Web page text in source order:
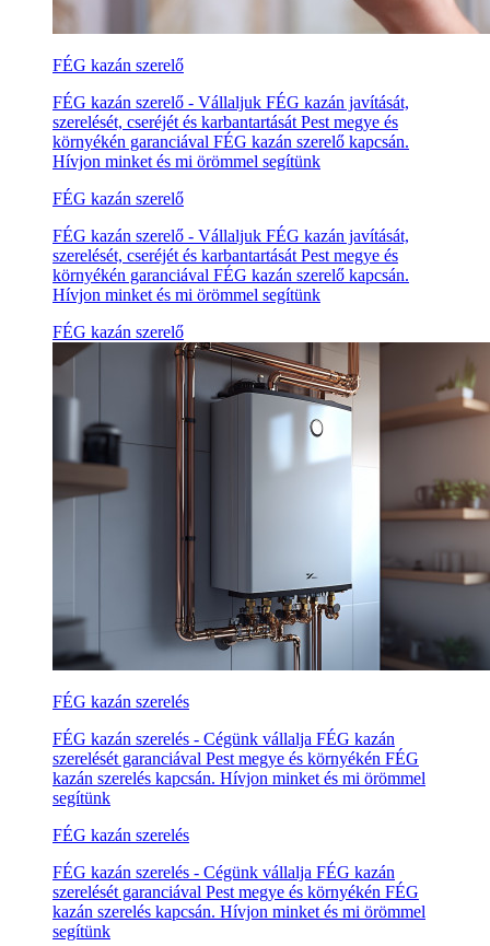
FÉG kazán szerelő
FÉG kazán szerelő - Vállaljuk FÉG kazán javítását,
szerelését, cseréjét és karbantartását Pest megye és
környékén garanciával FÉG kazán szerelő kapcsán.
Hívjon minket és mi örömmel segítünk
FÉG kazán szerelő
FÉG kazán szerelő - Vállaljuk FÉG kazán javítását,
szerelését, cseréjét és karbantartását Pest megye és
környékén garanciával FÉG kazán szerelő kapcsán.
Hívjon minket és mi örömmel segítünk
FÉG kazán szerelő
FÉG kazán szerelés
FÉG kazán szerelés - Cégünk vállalja FÉG kazán
szerelését garanciával Pest megye és környékén FÉG
kazán szerelés kapcsán. Hívjon minket és mi örömmel
segítünk
FÉG kazán szerelés
FÉG kazán szerelés - Cégünk vállalja FÉG kazán
szerelését garanciával Pest megye és környékén FÉG
kazán szerelés kapcsán. Hívjon minket és mi örömmel
segítünk